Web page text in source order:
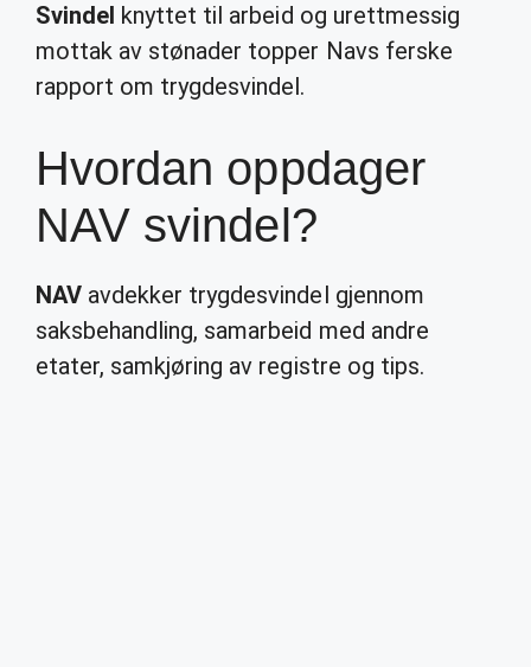
Svindel knyttet til arbeid og urettmessig
mottak av stønader topper Navs ferske
rapport om trygdesvindel.
Hvordan oppdager
NAV svindel?
NAV avdekker trygdesvindel gjennom
saksbehandling, samarbeid med andre
etater, samkjøring av registre og tips.